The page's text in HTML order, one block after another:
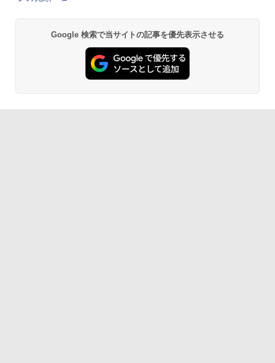
Google 検索で当サイトの記事を優先表示させる